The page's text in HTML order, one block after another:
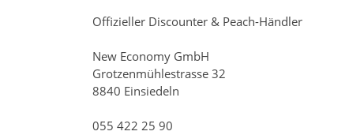
Offizieller Discounter & Peach-Händler
New Economy GmbH
Grotzenmühlestrasse 32
8840 Einsiedeln
055 422 25 90